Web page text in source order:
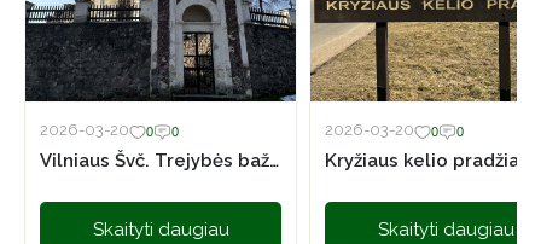
2026-03-20 0 0
Vilniaus Švč. Trejybės bažnyčia
Skaityti daugiau
2026-03-20 0 0
Kryžiaus kelio pradžia
Skaityti daugiau